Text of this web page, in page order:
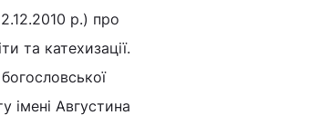
р.) про
та катехизації.
імені Августина